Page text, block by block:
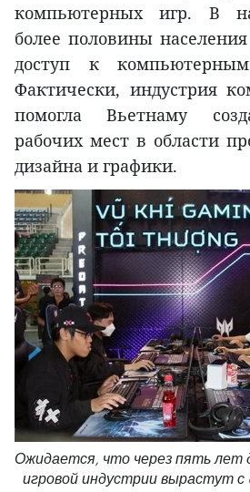
компьютерных игр. В
более половины
доступ к
Фактически, индустрия
помогла Вьетнаму
рабочих мест в области
дизайна и графики.
Ожидается, что через пять лет
игровой индустрии вырастут